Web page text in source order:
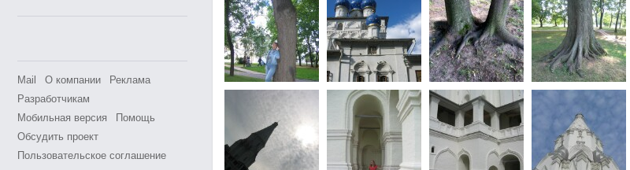
Mail О компании
Реклама
Разработчикам
Мобильная версия
Помощь
Обсудить проект
Пользовательское соглашение